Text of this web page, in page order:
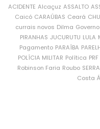
ACIDENTE Alcaçuz ASSALTO
Caicó CARAÚBAS Ceará
currais novos Dilma
PIRANHAS JUCURUTU LULA
Pagamento PARAÍBA
POLÍCIA MILITAR Política PRF
Robinson Faria Roubo
Costa